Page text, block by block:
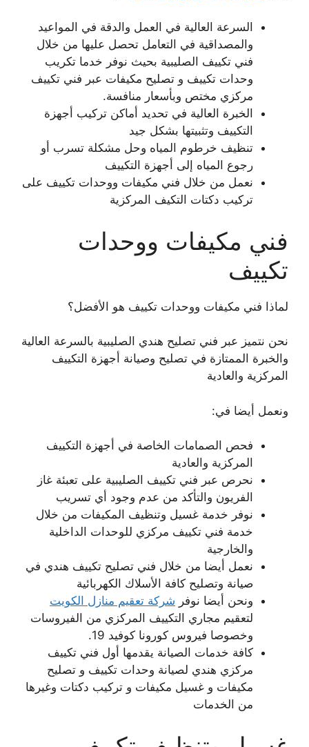
السرعة العالية في العمل والدقة في المواعيد
والمصداقية في التعامل تحصل عليها من خلال
فني تكييف الصليبية بحيث نوفر خدما تكريب
وحدات تكييف و تصليح مكيفات عبر فني تكييف
مركزي مختص وبأسعار منافسة.
الخبرة العالية في تحديد أماكن تركيب أجهزة
التكييف وتثبيتها بشكل جيد
تنظيف خرطوم المياه وحل مشكلة تسرب أو
رجوع المياه إلى أجهزة التكييف
نعمل من خلال فني مكيفات ووحدات تكييف على
تركيب دكتات التكيف المركزية
فني مكيفات ووحدات
تكييف
لماذا فني مكيفات ووحدات تكييف هو الأفضل؟
نحن نتميز عبر فني تصليح هندي الصليبية بالسرعة العالية
والخبرة الممتازة في تصليح وصيانة أجهزة التكييف
المركزية والعادية
ونعمل أيضا في:
فحص الصمامات الخاصة في أجهزة التكييف
المركزية والعادية
نحرص عبر فني تكييف الصليبية على تعبئة غاز
الفريون والتأكد من عدم وجود أي تسريب
نوفر خدمة غسيل وتنظيف المكيفات من خلال
خدمة فني تكييف مركزي للوحدات الداخلية
والخارجية
نعمل أيضا من خلال فني تصليح تكييف هندي في
صيانة وتصليح كافة الأسلاك الكهربائية
ونحن أيضا نوفر شركة تعقيم منازل الكويت
لتعقيم مجاري التكييف المركزي من الفيروسات
وخصوصا فيروس كورونا كوفيد 19.
كافة خدمات الصيانة يقدمها أول فني تكييف
مركزي هندي لصيانة وحدات تكييف و تصليح
مكيفات و غسيل مكيفات و تركيب دكتات وغيرها
من الخدمات